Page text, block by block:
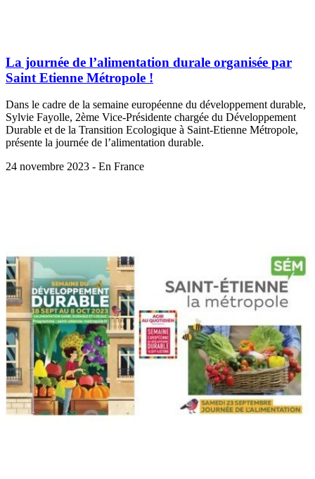
La journée de l’alimentation durale organisée par
Saint Etienne Métropole !
Dans le cadre de la semaine européenne du développement durable,
Sylvie Fayolle, 2ème Vice-Présidente chargée du Développement
Durable et de la Transition Ecologique à Saint-Etienne Métropole,
présente la journée de l’alimentation durable.
24 novembre 2023 - En France